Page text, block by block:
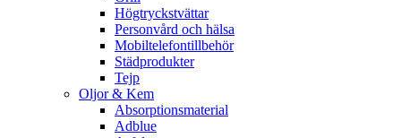
Högtryckstvättar
Personvård och hälsa
Mobiltelefontillbehör
Städprodukter
Tejp
Oljor & Kem
Absorptionsmaterial
Adblue